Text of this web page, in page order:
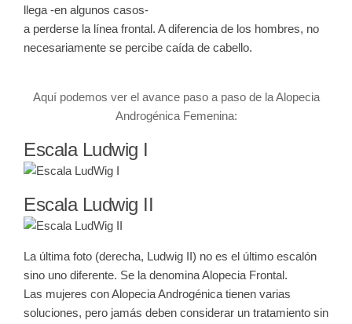
llega -en algunos casos-
a perderse la línea frontal. A diferencia de los hombres, no
necesariamente se percibe caída de cabello.
Aquí podemos ver el avance paso a paso de laAlopecia
Androgénica Femenina:
Escala Ludwig I
Escala Ludwig II
La última foto (derecha, Ludwig II) no es el último escalón
sino uno diferente. Se la denominaAlopecia Frontal.
Las mujeres con Alopecia Androgénica tienen varias
soluciones, pero jamás deben considerar un tratamiento sin